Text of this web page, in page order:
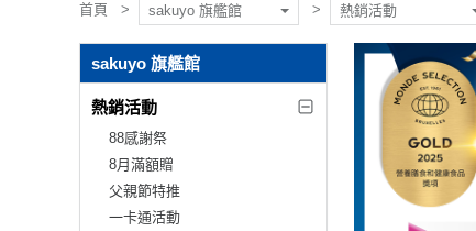
首頁 sakuyo 旗艦館 熱銷活動
sakuyo 旗艦館
熱銷活動
88感謝祭
8月滿額贈
父親節特推
一卡通活動